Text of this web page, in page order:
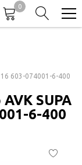
0
603-074001-6-400
SUPA
6-400